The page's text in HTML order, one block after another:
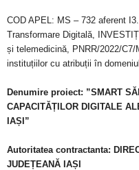
COD APEL: MS – 732 aferent
Transformare Digitală,
și telemedicină, PNRR/2022/
instituțiilor cu atribuții în
Denumire proiect: ”SMART
CAPACITĂȚILOR DIGITALE
IAȘI”
Autoritatea contractanta:
JUDEȚEANĂ IAȘI